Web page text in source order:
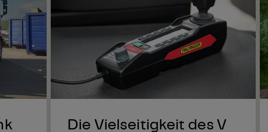
Die Vielseitigkeit des V